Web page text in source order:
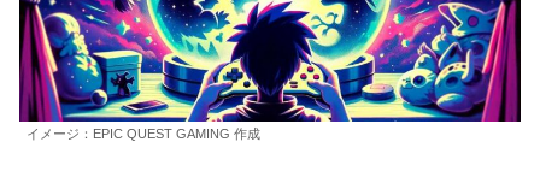
イメージ：EPIC QUEST GAMING 作成